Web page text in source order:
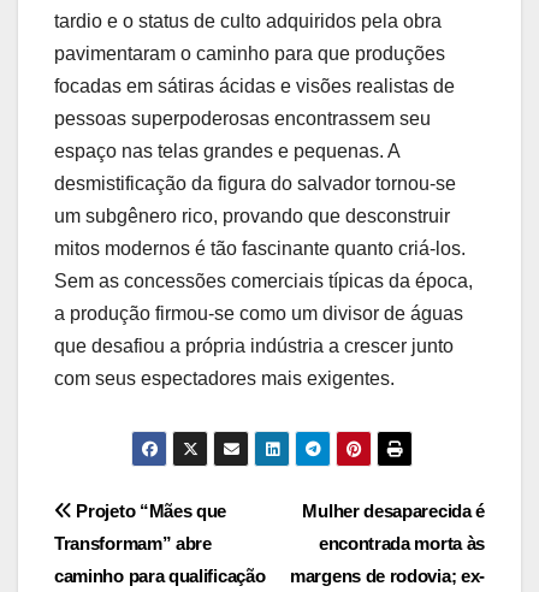
tardio e o status de culto adquiridos pela obra
pavimentaram o caminho para que produções
focadas em sátiras ácidas e visões realistas de
pessoas superpoderosas encontrassem seu
espaço nas telas grandes e pequenas. A
desmistificação da figura do salvador tornou-se
um subgênero rico, provando que desconstruir
mitos modernos é tão fascinante quanto criá-los.
Sem as concessões comerciais típicas da época,
a produção firmou-se como um divisor de águas
que desafiou a própria indústria a crescer junto
com seus espectadores mais exigentes.
Post
navigation
Mulher desaparecida é
encontrada morta às
margens de rodovia; ex-
Projeto “Mães que
Transformam” abre
caminho para qualificação